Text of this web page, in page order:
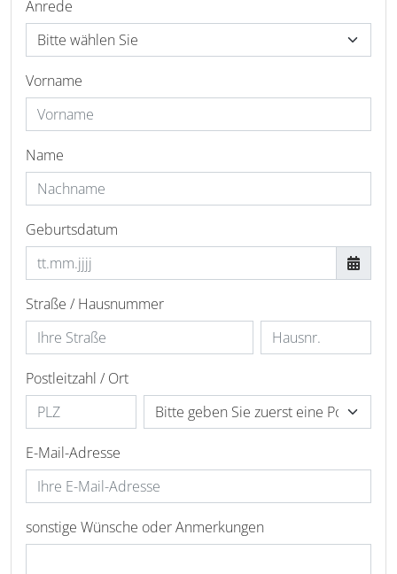
Anrede
Vorname
Name
Geburtsdatum
Straße / Hausnummer
Postleitzahl / Ort
E-Mail-Adresse
sonstige Wünsche oder Anmerkungen